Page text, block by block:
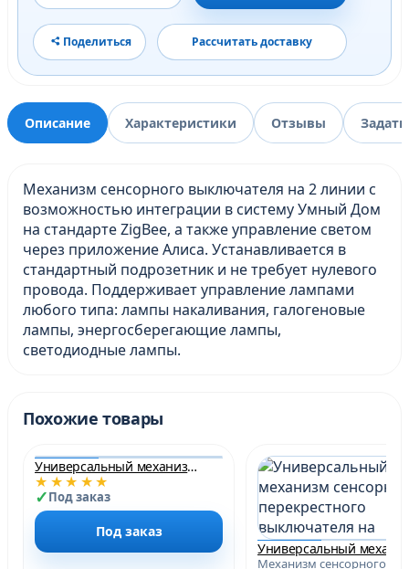
Поделиться Рассчитать доставку
Описание Характеристики Отзывы
Механизм сенсорного выключателя на 2 линии с
возможностью интеграции в систему Умный Дом
на стандарте ZigBee, а также управление светом
через приложение Алиса. Устанавливается в
стандартный подрозетник и не требует нулевого
провода. Поддерживает управление лампами
любого типа: лампы накаливания, галогеновые
лампы, энергосберегающие лампы,
светодиодные лампы.
Похожие товары
Универсальный механизм сенсорного выключателя для управления шторами (жалюзи, ворота, рольставни)
★★★★★
Под заказ
Под заказ
Механизм сенсорного